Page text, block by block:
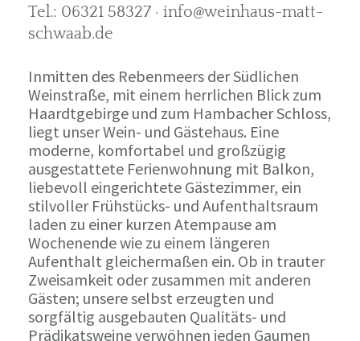
Tel.: 06321 58327 · info@weinhaus-matt-
schwaab.de
Inmitten des Rebenmeers der Südlichen
Weinstraße, mit einem herrlichen Blick zum
Haardtgebirge und zum Hambacher Schloss,
liegt unser Wein- und Gästehaus. Eine
moderne, komfortabel und großzügig
ausgestattete Ferienwohnung mit Balkon,
liebevoll eingerichtete Gästezimmer, ein
stilvoller Frühstücks- und Aufenthaltsraum
laden zu einer kurzen Atempause am
Wochenende wie zu einem längeren
Aufenthalt gleichermaßen ein. Ob in trauter
Zweisamkeit oder zusammen mit anderen
Gästen; unsere selbst erzeugten und
sorgfältig ausgebauten Qualitäts- und
Prädikatsweine verwöhnen jeden Gaumen